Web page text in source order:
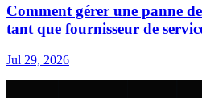
Comment gérer une panne
tant que fournisseur de
Jul 29, 2026